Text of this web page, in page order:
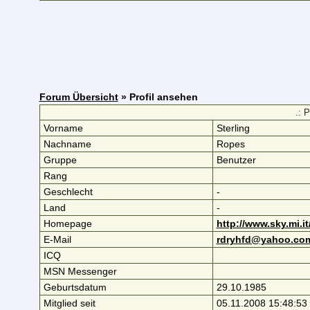
Forum Übersicht» Profil ansehen
.:
Vorname
Sterling
Nachname
Ropes
Gruppe
Benutzer
Rang
Geschlecht
-
Land
-
Homepage
http://
E-Mail
ICQ
MSN Messenger
Geburtsdatum
29.10.1985
Mitglied seit
05.11.2008 15:48:53